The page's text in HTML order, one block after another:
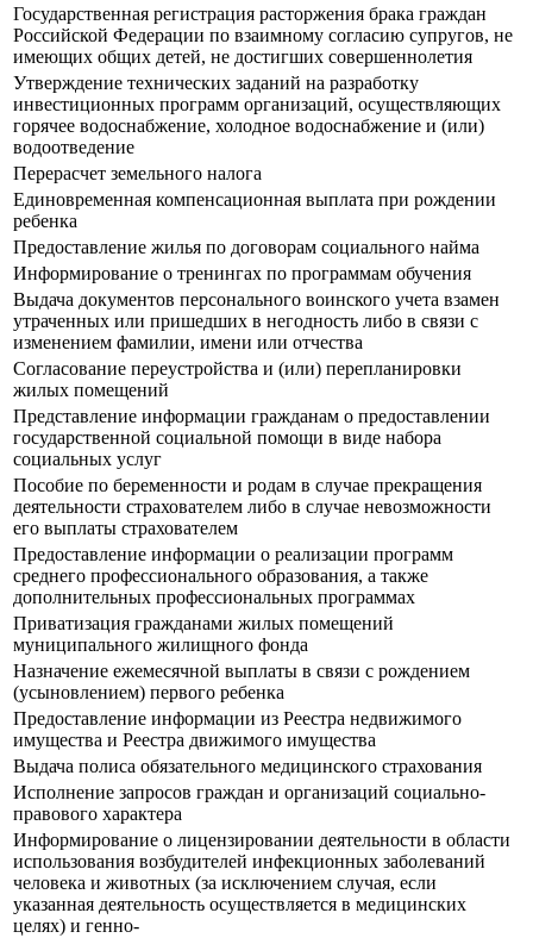
Государственная регистрация расторжения брака граждан
Российской Федерации по взаимному согласию супругов, не
имеющих общих детей, не достигших совершеннолетия
Утверждение технических заданий на разработку
инвестиционных программ организаций, осуществляющих
горячее водоснабжение, холодное водоснабжение и (или)
водоотведение
Перерасчет земельного налога
Единовременная компенсационная выплата при рождении
ребенка
Предоставление жилья по договорам социального найма
Информирование о тренингах по программам обучения
Выдача документов персонального воинского учета взамен
утраченных или пришедших в негодность либо в связи с
изменением фамилии, имени или отчества
Согласование переустройства и (или) перепланировки
жилых помещений
Представление информации гражданам о предоставлении
государственной социальной помощи в виде набора
социальных услуг
Пособие по беременности и родам в случае прекращения
деятельности страхователем либо в случае невозможности
его выплаты страхователем
Предоставление информации о реализации программ
среднего профессионального образования, а также
дополнительных профессиональных программах
Приватизация гражданами жилых помещений
муниципального жилищного фонда
Назначение ежемесячной выплаты в связи с рождением
(усыновлением) первого ребенка
Предоставление информации из Реестра недвижимого
имущества и Реестра движимого имущества
Выдача полиса обязательного медицинского страхования
Исполнение запросов граждан и организаций социально-
правового характера
Информирование о лицензировании деятельности в области
использования возбудителей инфекционных заболеваний
человека и животных (за исключением случая, если
указанная деятельность осуществляется в медицинских
целях) и генно-